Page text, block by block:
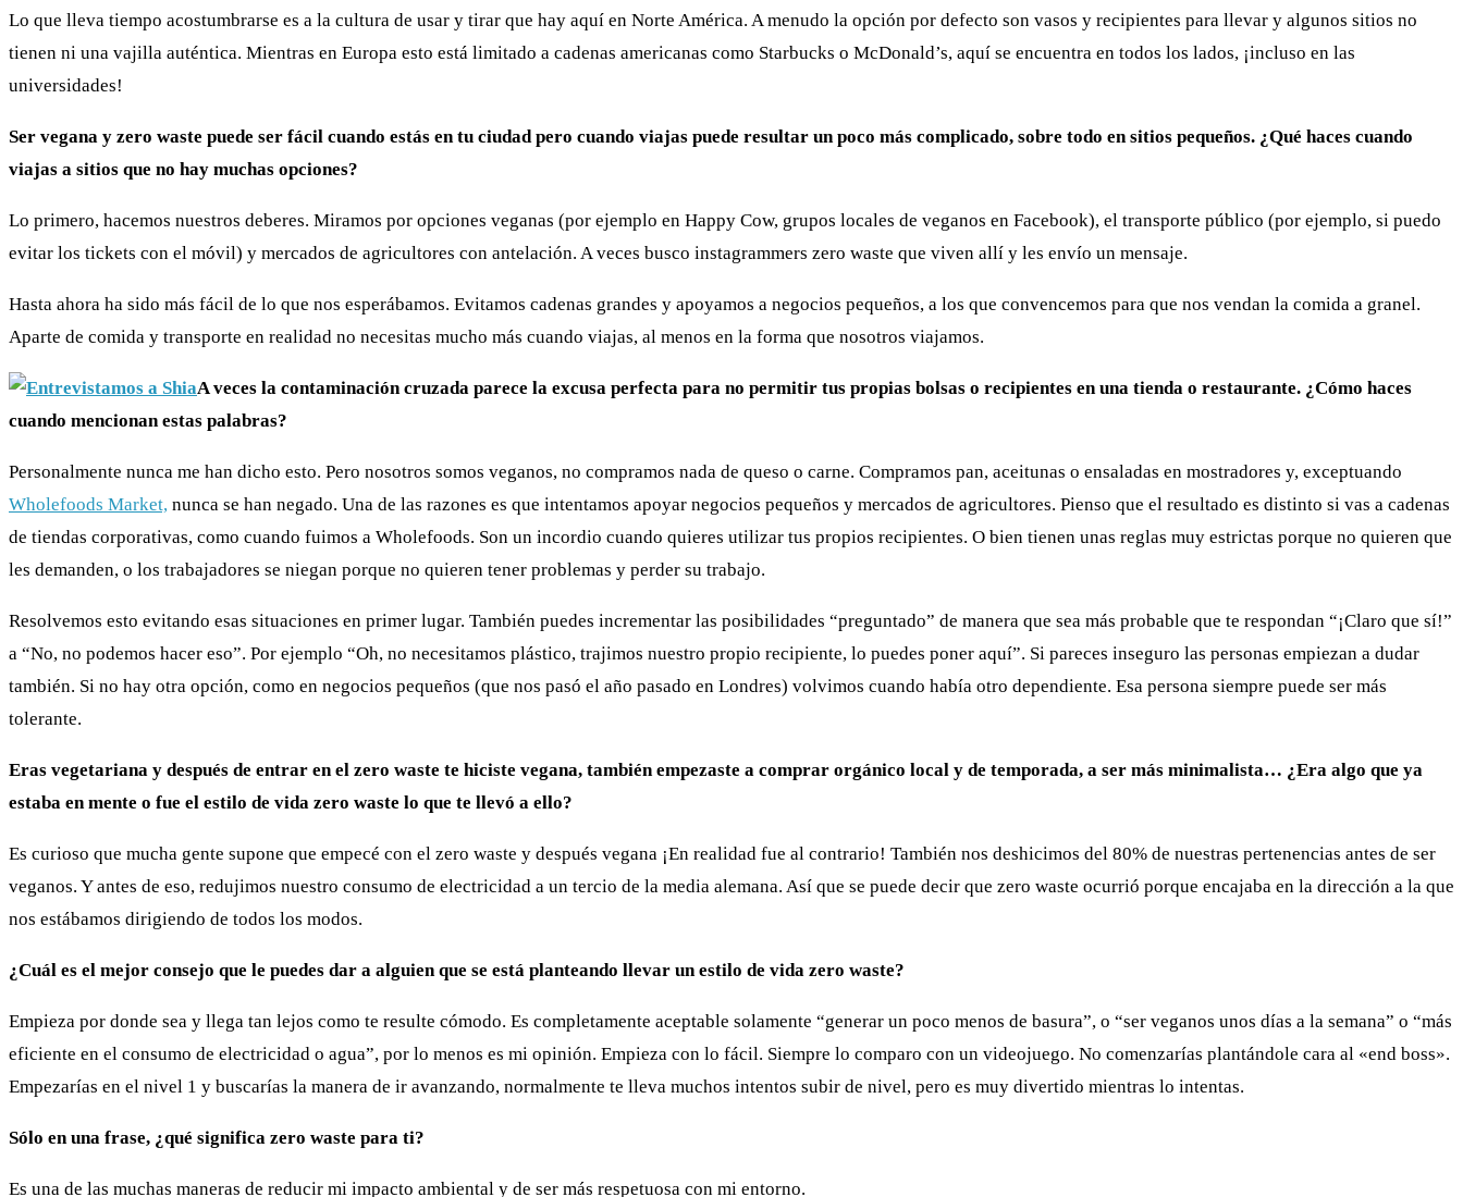
Lo que lleva tiempo acostumbrarse es a la cultura de usar y tirar que hay aquí en Norte América. A menudo la opción por defecto son vasos y recipientes para llevar y algunos sitios no
tienen ni una vajilla auténtica. Mientras en Europa esto está limitado a cadenas americanas como Starbucks o McDonald’s, aquí se encuentra en todos los lados, ¡incluso en las
universidades!
Ser vegana y zero waste puede ser fácil cuando estás en tu ciudad pero cuando viajas puede resultar un poco más complicado, sobre todo en sitios pequeños. ¿Qué haces cuando
viajas a sitios que no hay muchas opciones?
Lo primero, hacemos nuestros deberes. Miramos por opciones veganas (por ejemplo en Happy Cow, grupos locales de veganos en Facebook), el transporte público (por ejemplo, si puedo
evitar los tickets con el móvil) y mercados de agricultores con antelación. A veces busco instagrammers zero waste que viven allí y les envío un mensaje.
Hasta ahora ha sido más fácil de lo que nos esperábamos. Evitamos cadenas grandes y apoyamos a negocios pequeños, a los que convencemos para que nos vendan la comida a granel.
Aparte de comida y transporte en realidad no necesitas mucho más cuando viajas, al menos en la forma que nosotros viajamos.
A veces la contaminación cruzada parece la excusa perfecta para no permitir tus propias bolsas o recipientes en una tienda o restaurante. ¿Cómo haces
cuando mencionan estas palabras?
Personalmente nunca me han dicho esto. Pero nosotros somos veganos, no compramos nada de queso o carne. Compramos pan, aceitunas o ensaladas en mostradores y, exceptuando
Wholefoods Market, nunca se han negado. Una de las razones es que intentamos apoyar negocios pequeños y mercados de agricultores. Pienso que el resultado es distinto si vas a cadenas
de tiendas corporativas, como cuando fuimos a Wholefoods. Son un incordio cuando quieres utilizar tus propios recipientes. O bien tienen unas reglas muy estrictas porque no quieren que
les demanden, o los trabajadores se niegan porque no quieren tener problemas y perder su trabajo.
Resolvemos esto evitando esas situaciones en primer lugar. También puedes incrementar las posibilidades “preguntado” de manera que sea más probable que te respondan “¡Claro que sí!”
a “No, no podemos hacer eso”. Por ejemplo “Oh, no necesitamos plástico, trajimos nuestro propio recipiente, lo puedes poner aquí”. Si pareces inseguro las personas empiezan a dudar
también. Si no hay otra opción, como en negocios pequeños (que nos pasó el año pasado en Londres) volvimos cuando había otro dependiente. Esa persona siempre puede ser más
tolerante.
Eras vegetariana y después de entrar en el zero waste te hiciste vegana, también empezaste a comprar orgánico local y de temporada, a ser más minimalista… ¿Era algo que ya
estaba en mente o fue el estilo de vida zero waste lo que te llevó a ello?
Es curioso que mucha gente supone que empecé con el zero waste y después vegana ¡En realidad fue al contrario! También nos deshicimos del 80% de nuestras pertenencias antes de ser
veganos. Y antes de eso, redujimos nuestro consumo de electricidad a un tercio de la media alemana. Así que se puede decir que zero waste ocurrió porque encajaba en la dirección a la que
nos estábamos dirigiendo de todos los modos.
¿Cuál es el mejor consejo que le puedes dar a alguien que se está planteando llevar un estilo de vida zero waste?
Empieza por donde sea y llega tan lejos como te resulte cómodo. Es completamente aceptable solamente “generar un poco menos de basura”, o “ser veganos unos días a la semana” o “más
eficiente en el consumo de electricidad o agua”, por lo menos es mi opinión. Empieza con lo fácil. Siempre lo comparo con un videojuego. No comenzarías plantándole cara al «end boss».
Empezarías en el nivel 1 y buscarías la manera de ir avanzando, normalmente te lleva muchos intentos subir de nivel, pero es muy divertido mientras lo intentas.
Sólo en una frase, ¿qué significa zero waste para ti?
Es una de las muchas maneras de reducir mi impacto ambiental y de ser más respetuosa con mi entorno.